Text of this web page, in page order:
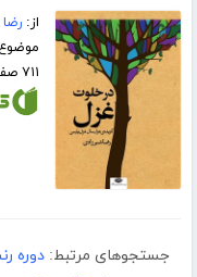
از:
۷۱۱ صفحه
جستجوهای مرتبط: دوره